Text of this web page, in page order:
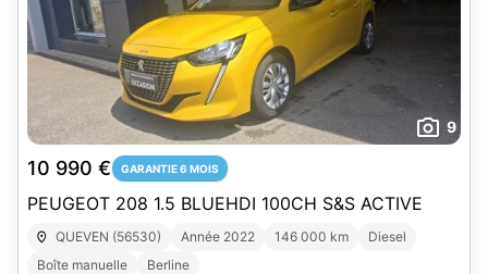
9
10 990 € GARANTIE 6 MOIS
PEUGEOT 208 1.5 BLUEHDI 100CH S&S ACTIVE
QUEVEN (56530) Année 2022 146 000 km
Diesel
Boîte manuelle
Berline